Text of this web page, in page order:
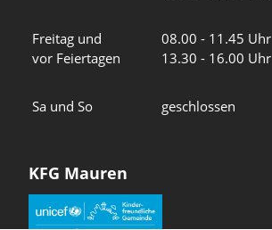
Freitag und
vor Feiertagen
08.00 - 11.45 Uhr
13.30 - 16.00 Uhr
Sa und So geschlossen
KFG Mauren